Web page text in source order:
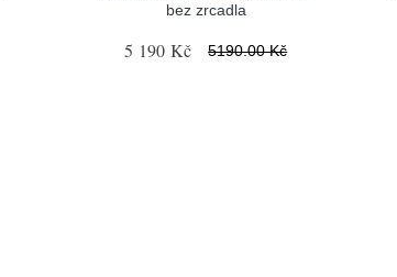
bez zrcadla
5 190 Kč 5190.00 Kč